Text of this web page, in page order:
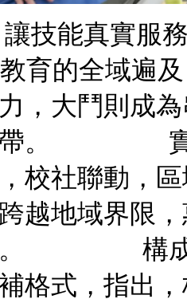
實服務於
育的全域遍
，大鬥則成
帶。 實踐
校社聯動，
越地域界限
。 構成了
格式，指出